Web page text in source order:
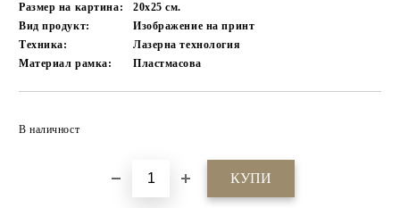
Размер на картина:
20х25 см.
Вид продукт:
Изображение на принт
Техника:
Лазерна технология
Материал рамка:
Пластмасова
В наличност